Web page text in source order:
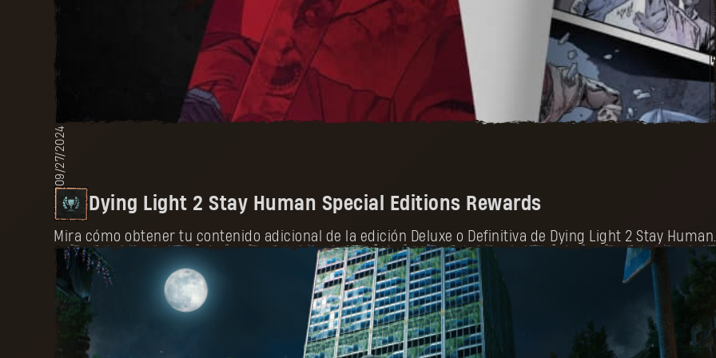
09/27/2024
Dying Light 2 Stay Human Special Editions Rewards
Mira cómo obtener tu contenido adicional de la edición Deluxe o Definitiva de Dying Light 2 Stay Human.